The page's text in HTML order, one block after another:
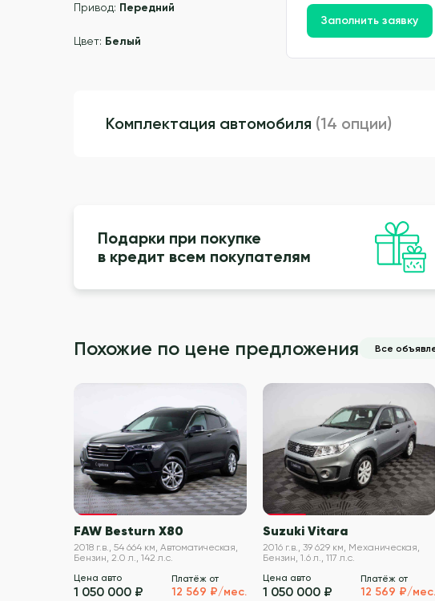
Привод: Передний
Цвет: Белый
Заполнить заявку
Комплектация автомобиля (14 опции)
Подарки при покупке
в кредит всем покупателям
Похожие по цене предложения Все
VIN проверен
FAW Besturn X80
2018 г.в., 54 664 км, Автоматическая,
Бензин, 2.0 л., 142 л.с.
Цена авто
1 050 000 ₽
Платёж от
12 569 ₽/мес.
VIN проверен
Suzuki Vitara
2016 г.в., 39 629 км, Механическая,
Бензин, 1.6 л., 117 л.с.
Цена авто
1 050 000 ₽
Платёж от
12 569 ₽/мес.